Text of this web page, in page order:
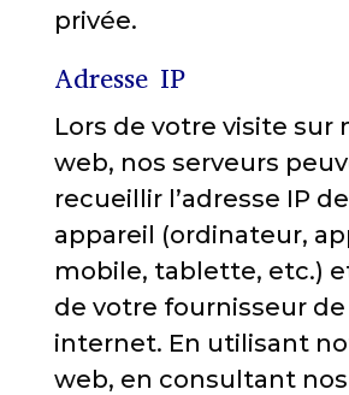
privée.
Adresse IP
Lors de votre visite sur
web, nos serveurs
recueillir l’adresse IP
appareil (ordinateur,
mobile, tablette, etc.)
de votre fournisseur de
internet. En utilisant
web, en consultant